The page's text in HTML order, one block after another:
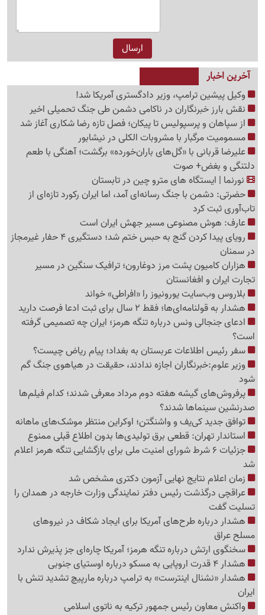
آخرین اخبار
وکیل پیشین ترامپ، وزیر دادگستری آمریکا شد!
نقش بارز خبرنگاران در ناکامی دشمن طی جنگ تحمیلی اخیر
از سپاهان و پرسپولیس تا پیکان؛ فصل تازه رضا شکاری آغاز شد
مسمومیت مرگبار با مشروبات الکلی در نیشابور
علیرضا قربانی با «گل‌های باران‌خورده» برگشت؛ آهنگی با طعم
دلتنگی و بغض+ صوت
نورنما | ایستگاه های مترو چین در تابستان
حضرتی: دشمن با جنگ رسانه‌ای آمد، اما ایران رکورد تازه‌ای از
تاب‌آوری ثبت کرد
عارف: هوش مصنوعی مسیر جهش ایران است
رویای پیدا کردن گنج به حبس ختم شد؛ دستگیری 4 حفار غیرمجاز
در سمنان
هزاران کامیون پشت مرز دوغارون؛ ترافیک سنگین در مسیر
تجارت ایران و افغانستان
بلاروس وب‌سایت یورونیوز را «افراطی» خواند
هشدار به قولنامه‌ای‌ها؛ فقط 2 سال برای ثبت ادعا فرصت دارید
ادعای جنجالی ونس درباره تنگه هرمز؛ ایران چه تصمیمی گرفته
است؟
سفر رئیس اطلاعات عربستان به بغداد؛ پیام ریاض چیست؟
وزیر علوم:خبرنگاران اجازه ندادند، حقیقت در هیاهوی جنگ گم
شود
پرفروش‌های گیشه هفته دوم مرداد معرفی شدند؛ کدام فیلم‌ها
صدرنشین سینماها شدند؟
توافق جدید کی‌یف و واشنگتن؛ اوکراین منتظر موشک‌های ماهانه
استاندار تهران: قطعی برق تولیدی‌ها بدون اطلاع قبلی ممنوع
جزئیات 6 شرط شورای امنیت ملی برای بازگشایی تنگه هرمز اعلام
شد
زمان اعلام نتایج نهایی آزمون دکتری مشخص شد
عراقچی درگذشت رئیس دفتر نمایندگی وزارت خارجه در همدان را
تسلیت گفت
هشدار درباره طرح‌های آمریکا برای ایجاد شکاف در نیروهای
مسلح عراق
سخنگوی ارتش درباره تنگه هرمز؛ آمریکا چاره‌ای جز پذیرش ندارد
هشدار 4 قدرت اروپایی به مسکو درباره اوستیای جنوبی
هشدار «نشنال اینترست» به ترامپ درباره مارپیچ تشدید تنش با
ایران
واکنش معاون رئیس جمهور ترکیه به ناتوی اسلامی